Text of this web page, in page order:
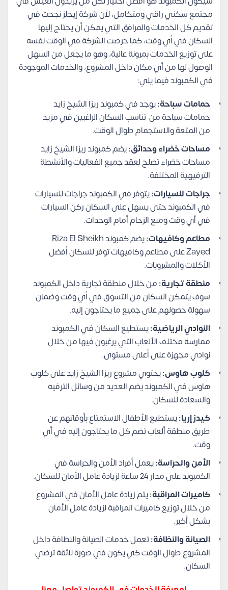
مجتمع سكني راقي ومتكامل، لأن شركة إيجلز نجحت في
تقديم كل الخدمات والمرافق التي يمكن أن يحتاج إليها
السكان في أي وقت، كما حرصت الشركة في الوقت نفسه
على توزيع الخدمات بمرونة عالية، وهو ما يجعل من السهل
الوصول لها من أي مكان داخل المشروع، والخدمات الموجودة
في الكمبوند فيما يلي:
حمامات سباحة:يوجد في كمبوند ريزا الشيخ زايد
حمامات سباحة من تناسب السكان الراغبين في مزيد
من المتعة والاستجمام طوال الوقت.
مساحات خضراء وحدائق:يضم كمبوند ريزا الشيخ زايد
مساحات خضراء تصلح لعقد جميع الفعاليات والأنشطة
الترفيهية المختلفة.
جراجات للسيارات:يتوفر في الكمبوند جراجات للسيارات
في الكمبوند حتى يسهل على السكان ركن السيارات
في أي وقت ومنع الزحام أمام الوحدات.
مطاعم وكافيهات:
يضم كمبوند Riza El Sheikh
Zayed على مطاعم وكافيهات توفر للسكان أفضل
الأكلات والمشروبات.
منطقة تجارية:من خلال منطقة تجارية داخل الكمبوند
سوف يتمكن السكان من التسوق في أي وقت وضمان
سهولة حصولهم على جميع ما يحتاجون إليه.
النوادي الرياضية:يستطيع السكان في الكمبوند
ممارسة مختلف الألعاب التي يرغبون فيها من خلال
نوادي مجهزة على أعلى مستوى.
كلوب هاوس:يحتوي مشروع ريزا الشيخ زايد على كلوب
هاوس في الكمبوند يضم العديد من وسائل الترفيه
والسعادة للسكان.
كيدز إريا:يستطيع الأطفال الاستمتاع بأوقاتهم عن
طريق منطقة ألعاب تضم كل ما يحتاجون إليه في أي
وقت.
الأمن والحراسة:يعمل أفراد الأمن والحراسة في
الكمبوند على مدار 24 ساعة لزيادة عامل الأمان للسكان.
كاميرات المراقبة:يتم زيادة عامل الأمان في المشروع
من خلال توزيع كاميرات المراقبة لزيادة عامل الأمان
بشكل أكبر.
الصيانة والنظافة:تعمل خدمات الصيانة والنظافة داخل
المشروع طوال الوقت كي يكون في صورة لائقة ترضي
السكان.